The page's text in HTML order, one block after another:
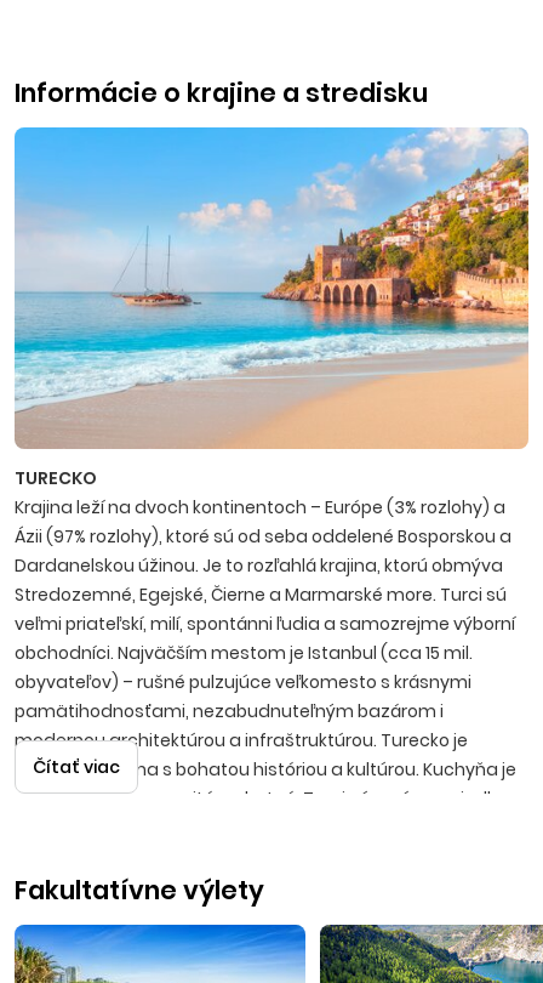
Informácie o krajine a stredisku
TURECKO
Krajina leží na dvoch kontinentoch – Európe (3% rozlohy) a
Ázii (97% rozlohy), ktoré sú od seba oddelené Bosporskou a
Dardanelskou úžinou. Je to rozľahlá krajina, ktorú obmýva
Stredozemné, Egejské, Čierne a Marmarské more. Turci sú
veľmi priateľskí, milí, spontánni ľudia a samo­zrejme výborní
obchodníci. Najväčším mestom je Istanbul (cca 15 mil.
obyvateľov) – rušné pulzujúce veľkomesto s krásnymi
pamätihodnosťami, nezabudnuteľným bazá­rom i
modernou architektúrou a infraštruktúrou. Turecko je
nádherná krajina s bohatou históriou a kultúrou. Kuchyňa je
mimoriadne rozmanitá a chutná, Turci sú v príprave jedla
už s First minute zľavami alebo ako Last minute dovolenku,
Letecké zá­jazdy sú realizované s odletmi z Bratislavy, Košíc
a Popradu na letisko v Antalyi.
Čítať viac
Fakultatívne výlety